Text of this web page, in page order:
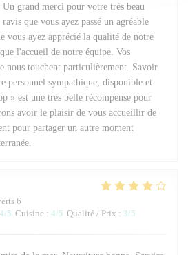
grand merci pour votre très beau
que vous ayez passé un agréable
vous ayez apprécié la qualité de notre
l'accueil de notre équipe. Vos
nous touchent particulièrement. Savoir
personnel sympathique, disponible et
» est une très belle récompense pour
avoir le plaisir de vous accueillir de
pour partager un autre moment
6
4/5 Cuisine : 4/5 Qualité / Prix : 3/5